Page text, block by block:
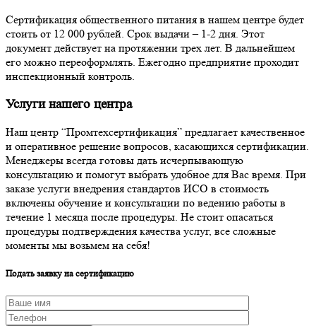
Сертификация общественного питания в нашем центре будет
стоить от 12 000 рублей. Срок выдачи – 1-2 дня. Этот
документ действует на протяжении трех лет. В дальнейшем
его можно переоформлять. Ежегодно предприятие проходит
инспекционный контроль.
Услуги нашего центра
Наш центр “Промтехсертификация” предлагает качественное
и оперативное решение вопросов, касающихся сертификации.
Менеджеры всегда готовы дать исчерпывающую
консультацию и помогут выбрать удобное для Вас время. При
заказе услуги внедрения стандартов ИСО в стоимость
включены обучение и консультации по ведению работы в
течение 1 месяца после процедуры. Не стоит опасаться
процедуры подтверждения качества услуг, все сложные
моменты мы возьмем на себя!
Подать заявку на сертификацию